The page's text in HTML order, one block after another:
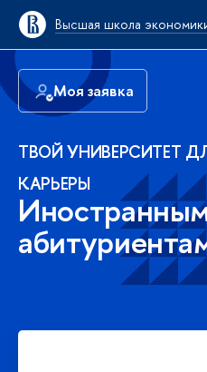
Высшая школа
Моя заявка
ТВОЙ УНИВЕРСИТЕТ
КАРЬЕРЫ